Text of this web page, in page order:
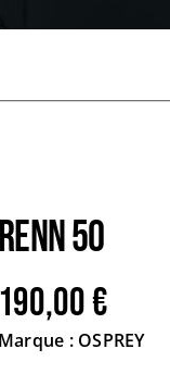
RENN 50
190,00€
Marque : OSPREY